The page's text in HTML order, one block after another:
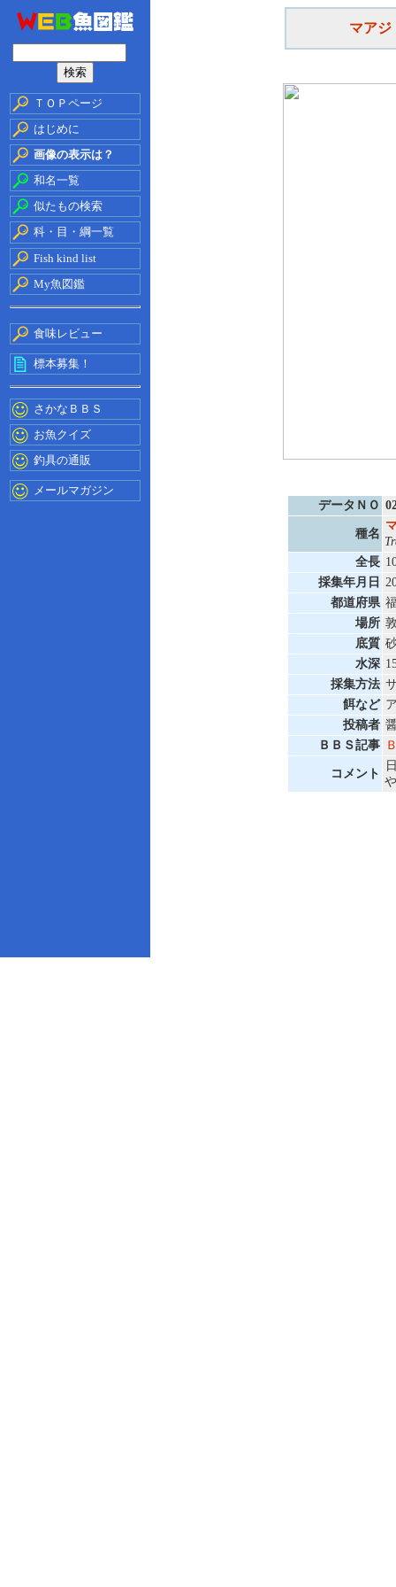
ＴＯＰページ
はじめに
画像の表示は？
和名一覧
似たもの検索
科・目・綱一覧
Fish kind list
My魚図鑑
食味レビュー
標本募集！
さかなＢＢＳ
お魚クイズ
釣具の通販
メールマガジン
マアジ
データＮＯ
種名
全長
採集年月日
都道府県
場所
底質
水深
採集方法
餌など
投稿者
ＢＢＳ記事
コメント